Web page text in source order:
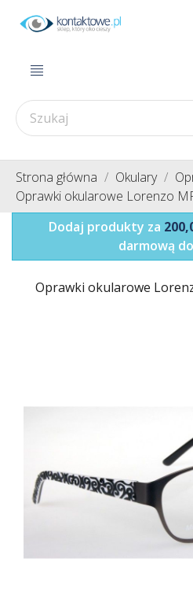
Strona główna Okulary
Oprawki okularowe Lorenzo
Dodaj produkty za
darmową
Oprawki okularowe